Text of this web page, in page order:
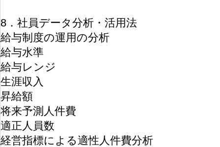
8．社員データ分析・活用法
給与制度の運用の分析
給与水準
給与レンジ
生涯収入
昇給額
将来予測人件費
適正人員数
経営指標による適性人件費分析